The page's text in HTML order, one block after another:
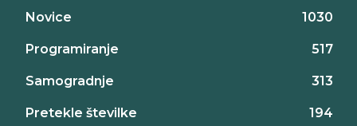
Novice 1030
Programiranje 517
Samogradnje 313
Pretekle številke 194